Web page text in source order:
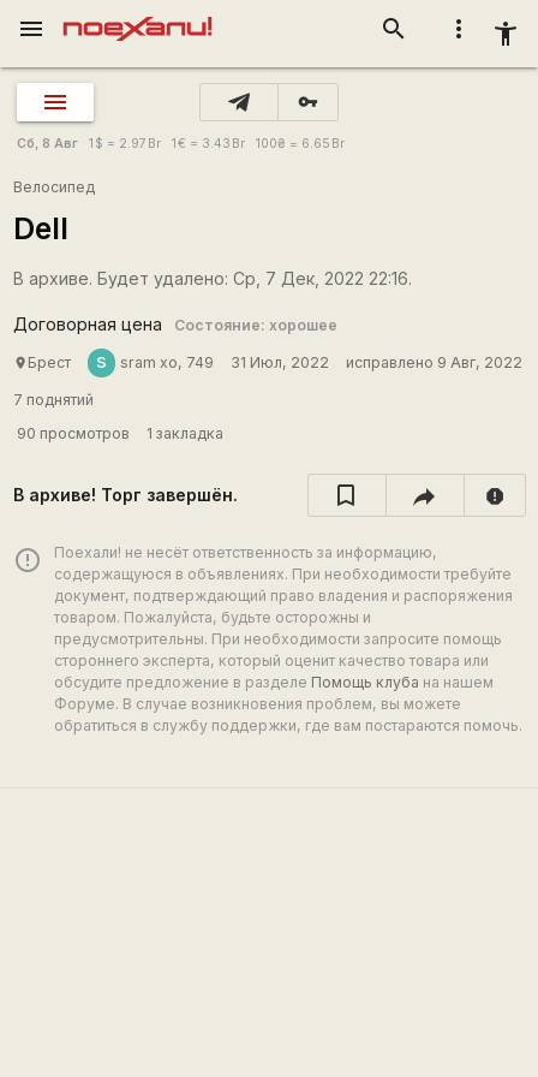
more_vert accessibility_new
search
menu
vpn_key
Сб, 8 Авг 1 $ = 2.97 Br 1€ = 3.43 Br 100₴ = 6.65 Br
Велосипед
Dell
В архиве. Будет удалено: Ср, 7 Дек, 2022 22:16.
Договорная цена Состояние: хорошее
place Брест S sram xo, 749 31 Июл, 2022 исправлено 9 Авг, 2022
7 поднятий
90 просмотров
1 закладка
В архиве! Торг завершён. report
error_outline
Поехали! не несёт ответственность за информацию,
содержащуюся в объявлениях. При необходимости требуйте
документ, подтверждающий право владения и распоряжения
товаром. Пожалуйста, будьте осторожны и
предусмотрительны. При необходимости запросите помощь
стороннего эксперта, который оценит качество товара или
обсудите предложение в разделе Помощь клуба на нашем
Форуме. В случае возникновения проблем, вы можете
обратиться в службу поддержки, где вам постараются помочь.